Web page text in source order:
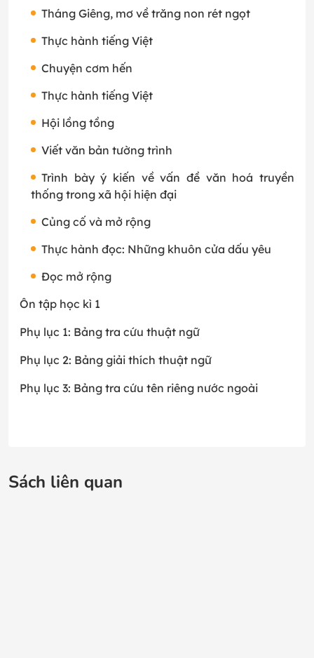
Tháng Giêng, mơ về trăng non rét ngọt
Thực hành tiếng Việt
Chuyện cơm hến
Thực hành tiếng Việt
Hội lồng tồng
Viết văn bản tường trình
Trình bày ý kiến về vấn đề văn hoá truyền
thống trong xã hội hiện đại
Củng cố và mở rộng
Thực hành đọc: Những khuôn cửa dấu yêu
Đọc mở rộng
Ôn tập học kì 1
Phụ lục 1: Bảng tra cứu thuật ngữ
Phụ lục 2: Bảng giải thích thuật ngữ
Phụ lục 3: Bảng tra cứu tên riêng nước ngoài
Sách liên quan